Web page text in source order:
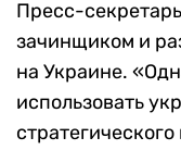
Пресс-
зачинщиком и
на Украине.
использовать